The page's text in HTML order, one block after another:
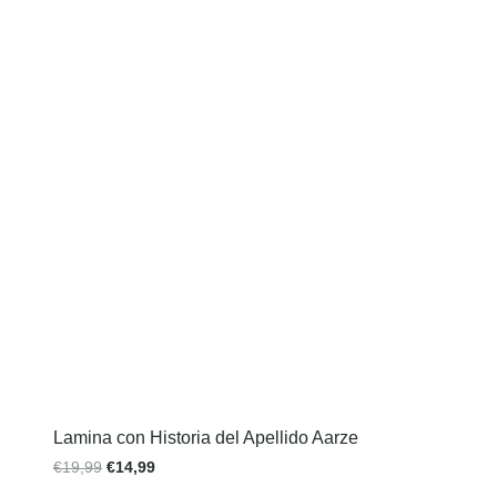
Lamina con Historia del Apellido Aarze
€19,99 €14,99